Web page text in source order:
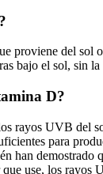
proviene del sol
bajo el sol, sin
D?
rayos UVB del
para
han
use, los rayos